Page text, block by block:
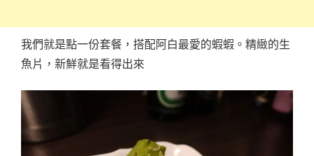
我們就是點一份套餐，搭配阿白最愛的蝦蝦。精緻的生
魚片，新鮮就是看得出來